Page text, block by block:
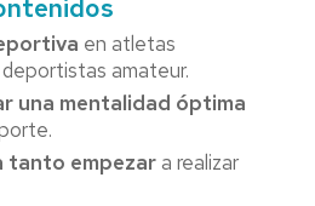
en atletas
amateur.
una mentalidad óptima
tanto empezara realizar